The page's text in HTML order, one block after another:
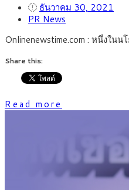
ธันวาคม 30, 2021
PR News
Onlinenewstime.com : หนึ่งใน
Share this:
Read more